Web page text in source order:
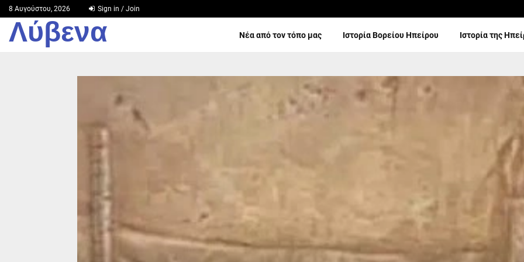
8 Αυγούστου, 2026 Sign in / Join
Λύβενα Νέα από τον τόπο μας Ιστορία Βορείου Ηπείρου Ιστορία της